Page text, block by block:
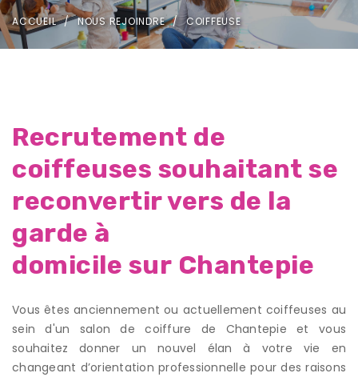
ACCUEIL NOUS REJOINDRE COIFFEUSE
Recrutement de
coiffeuses souhaitant se
reconvertir vers de la
garde à
domicile sur Chantepie
Vous êtes anciennement ou actuellement coiffeuses au
sein d'un salon de coiffure de Chantepie et vous
souhaitez donner un nouvel élan à votre vie en
changeant d’orientation professionnelle pour des raisons